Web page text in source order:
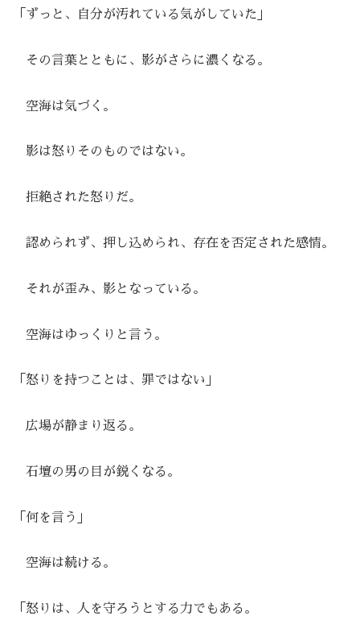
「ずっと、自分が汚れている気がしていた」
その言葉とともに、影がさらに濃くなる。
空海は気づく。
影は怒りそのものではない。
拒絶された怒りだ。
認められず、押し込められ、存在を否定された感情。
それが歪み、影となっている。
空海はゆっくりと言う。
「怒りを持つことは、罪ではない」
広場が静まり返る。
石壇の男の目が鋭くなる。
「何を言う」
空海は続ける。
「怒りは、人を守ろうとする力でもある。